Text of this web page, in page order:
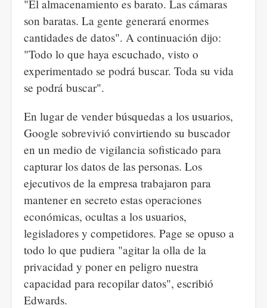
"El almacenamiento es barato. Las cámaras
son baratas. La gente generará enormes
cantidades de datos". A continuación dijo:
"Todo lo que haya escuchado, visto o
experimentado se podrá buscar. Toda su vida
se podrá buscar".
En lugar de vender búsquedas a los usuarios,
Google sobrevivió convirtiendo su buscador
en un medio de vigilancia sofisticado para
capturar los datos de las personas. Los
ejecutivos de la empresa trabajaron para
mantener en secreto estas operaciones
económicas, ocultas a los usuarios,
legisladores y competidores. Page se opuso a
todo lo que pudiera "agitar la olla de la
privacidad y poner en peligro nuestra
capacidad para recopilar datos", escribió
Edwards.